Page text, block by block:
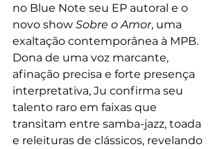
no Blue Note seu EP autoral e o
novo show Sobre o Amor, uma
exaltação contemporânea à MPB.
Dona de uma voz marcante,
afinação precisa e forte presença
interpretativa, Ju confirma seu
talento raro em faixas que
transitam entre samba-jazz, toada
e releituras de clássicos, revelando